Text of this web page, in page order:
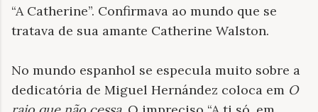
“A Catherine”. Confirmava ao mundo que se
tratava de sua amante Catherine Walston.
No mundo espanhol se especula muito sobre a
dedicatória de Miguel Hernández coloca em O